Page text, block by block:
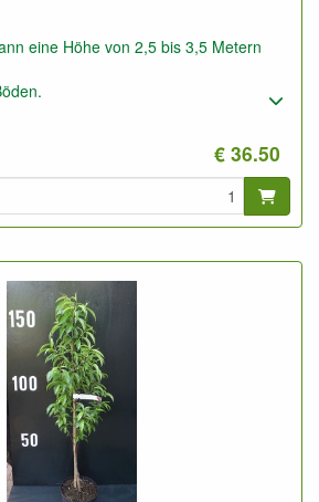
eine Höhe von 2,5 bis 3,5 Metern
€ 36.50